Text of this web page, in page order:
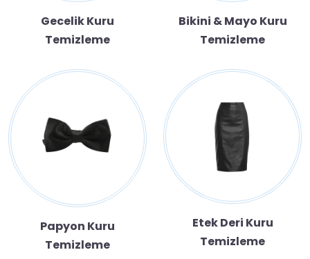
Gecelik Kuru
Temizleme
Bikini & Mayo Kuru
Temizleme
Papyon Kuru
Temizleme
Etek Deri Kuru
Temizleme